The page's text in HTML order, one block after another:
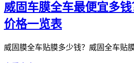
威固车膜全车最便宜多
价格一览表
威固膜全车贴膜多少钱？威固全车贴